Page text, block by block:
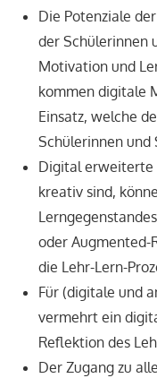
Die Potenziale
der Schülerinnen
Motivation und
kommen digitale
Einsatz, welche
Schülerinnen und
Digital erweiterte
kreativ sind,
oder Augmented-
die Lehr-Lern-
Für (digitale und
vermehrt ein
Reflektion des
Der Zugang zu